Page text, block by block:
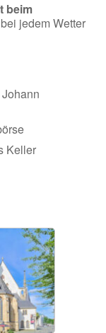
beim
jedem Wetter
Keller